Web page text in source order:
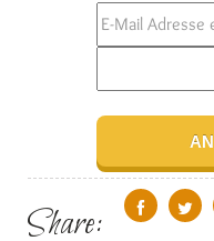
Share: